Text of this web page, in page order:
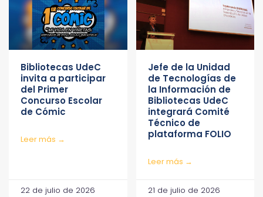
Bibliotecas UdeC
invita a participar
del Primer
Concurso Escolar
de Cómic
Leer más →
22 de julio de 2026
Jefe de la Unidad
de Tecnologías de
la Información de
Bibliotecas UdeC
integrará Comité
Técnico de
plataforma FOLIO
Leer más →
21 de julio de 2026